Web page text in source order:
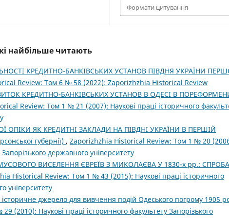
Формати цитування
найбільше читають
КРЕДИТНО-БАНКІВСЬКИХ УСТАНОВ ПІВДНЯ УКРАЇНИ
Review: Том 6 № 58 (2022): Zaporizhzhia Historical Review
КРЕДИТНО-БАНКІВСЬКИХ УСТАНОВ В ОДЕСІ В
Review: Том 1 № 21 (2007): Наукові праці історичного
ОПІКИ ЯК КРЕДИТНІ ЗАКЛАДИ НА ПІВДНІ УКРАЇНИ В ПЕРШІЙ
губернії) , Zaporizhzhia Historical Review: Том 1 № 20
державного університету
ВИСЕЛЕННЯ ЄВРЕЇВ З МИКОЛАЄВА У 1830-х рр.: СПРОБА
Historical Review: Том 1 № 43 (2015): Наукові праці історичного
університету
джерело для вивчення подій Одеського погрому 1905
(2010): Наукові праці історичного факультету Запорізького